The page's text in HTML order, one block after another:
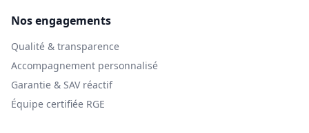
Nos engagements
Qualité & transparence
Accompagnement personnalisé
Garantie & SAV réactif
Équipe certifiée RGE